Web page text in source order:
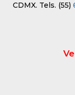
CDMX. Tels. (55)